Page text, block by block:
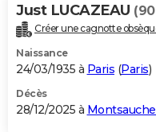
Bricolage
Lifestyle
Culture
Sport
Auto
Television
Voyage
Cinema
Just LUCAZEAU
Créer une cagnotte
Naissance
24/03/1935 à Paris (Paris)
Décès
28/12/2025 à